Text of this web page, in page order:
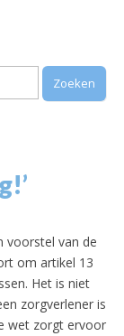
voorstel van de
om artikel 13
Het is niet
zorgverlener is
wet zorgt ervoor